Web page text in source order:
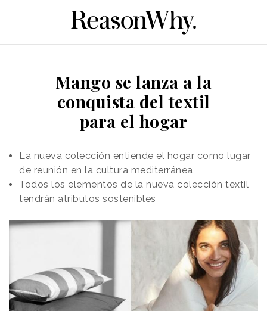
Mango se lanza a la
conquista del textil
para el hogar
La nueva colección entiende el hogar como lugar
de reunión en la cultura mediterránea
Todos los elementos de la nueva colección textil
tendrán atributos sostenibles